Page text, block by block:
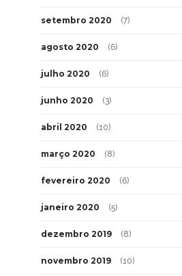
setembro 2020 (7)
agosto 2020 (6)
julho 2020 (6)
junho 2020 (3)
abril 2020 (10)
março 2020 (8)
fevereiro 2020 (6)
janeiro 2020 (5)
dezembro 2019 (8)
novembro 2019 (10)